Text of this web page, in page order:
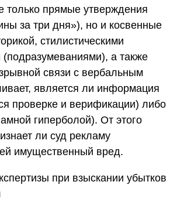
только прямые утверждения
за три дня»), но и косвенные
стилистическими
а также
связи с вербальным
является ли информация
проверке и верификации) либо
гиперболой). От этого
ли суд рекламу
имущественный вред.
при взыскании убытков